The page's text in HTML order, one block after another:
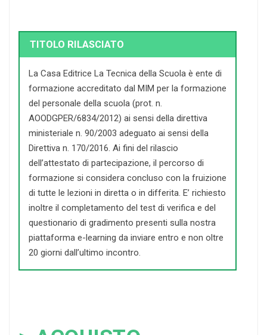
TITOLO RILASCIATO
La Casa Editrice La Tecnica della Scuola è ente di
formazione accreditato dal MIM per la formazione
del personale della scuola (prot. n.
AOODGPER/6834/2012) ai sensi della direttiva
ministeriale n. 90/2003 adeguato ai sensi della
Direttiva n. 170/2016. Ai fini del rilascio
dell’attestato di partecipazione, il percorso di
formazione si considera concluso con la fruizione
di tutte le lezioni in diretta o in differita. E’ richiesto
inoltre il completamento del test di verifica e del
questionario di gradimento presenti sulla nostra
piattaforma e-learning da inviare entro e non oltre
20 giorni dall’ultimo incontro.